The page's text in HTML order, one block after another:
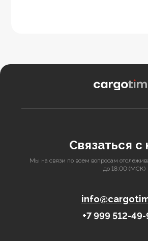
Связаться с
Мы на связи по всем вопросам
до 18:00 (МСК)
+7 999 512-